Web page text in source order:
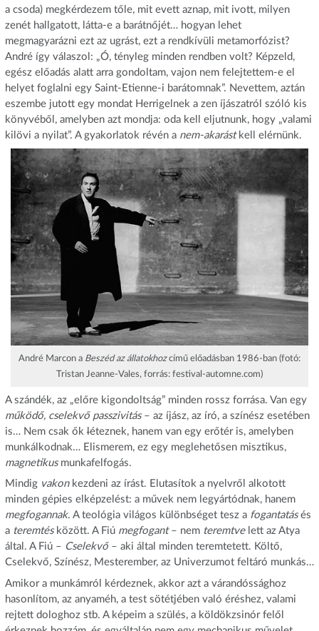
a csoda) megkérdezem tőle, mit evett aznap, mit ivott, milyen
zenét hallgatott, látta-e a barátnőjét… hogyan lehet
megmagyarázni ezt az ugrást, ezt a rendkívüli metamorfózist?
André így válaszol: „Ó, tényleg minden rendben volt? Képzeld,
egész előadás alatt arra gondoltam, vajon nem felejtettem-e el
helyet foglalni egy Saint-Etienne-i barátomnak”. Nevettem, aztán
eszembe jutott egy mondat Herrigelnek a zen íjászatról szóló kis
könyvéből, amelyben azt mondja: oda kell eljutnunk, hogy „valami
kilövi a nyilat”. A gyakorlatok révén a nem-akarástkell elérnünk.
André Marcon a Beszéd az állatokhozcímű előadásban 1986-ban (fotó:
Tristan Jeanne-Vales, forrás: festival-automne.com)
A szándék, az „előre kigondoltság” minden rossz forrása. Van egy
működő, cselekvő passzivitás– az íjász, az író, a színész esetében
is… Nem csak őkléteznek, hanem van egy erőtér is, amelyben
munkálkodnak… Elismerem, ez egy meglehetősen misztikus,
magnetikusmunkafelfogás.
Mindig vakonkezdeni az írást. Elutasítok a nyelvről alkotott
minden gépies elképzelést: a művek nem legyártódnak, hanem
megfogannak. A teológia világos különbséget tesz a fogantatásés
a teremtésközött. A Fiú megfogant– nem teremtvelett az Atya
által. A Fiú – Cselekvő – aki által minden teremtetett. Költő,
Cselekvő, Színész, Mesterember, az Univerzumot feltáró munkás…
Amikor a munkámról kérdeznek, akkor azt a várandóssághoz
hasonlítom, az anyaméh, a test sötétjében való éréshez, valami
rejtett dologhoz stb. A képeim a szülés, a köldökzsinór felől